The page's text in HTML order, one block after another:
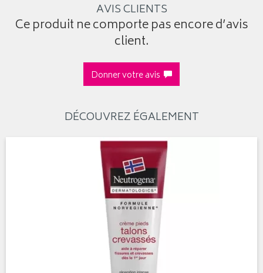
AVIS CLIENTS
Ce produit ne comporte pas encore d’avis
client.
Donner votre avis
DÉCOUVREZ ÉGALEMENT